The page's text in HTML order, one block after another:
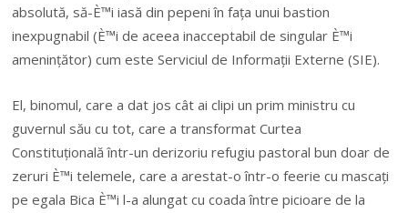
absolută, să-È™i iasă din pepeni în fața unui bastion
inexpugnabil (È™i de aceea inacceptabil de singular È™i
amenințător) cum este Serviciul de Informații Externe (SIE).
El, binomul, care a dat jos cât ai clipi un prim ministru cu
guvernul său cu tot, care a transformat Curtea
Constituțională într-un derizoriu refugiu pastoral bun doar de
zeruri È™i telemele, care a arestat-o într-o feerie cu mascați
pe egala Bica È™i l-a alungat cu coada între picioare de la